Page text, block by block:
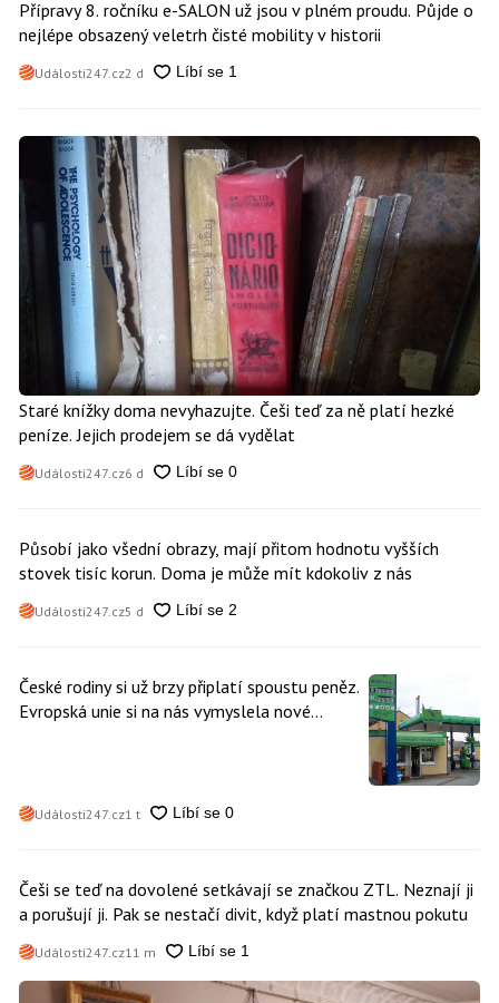
Přípravy 8. ročníku e-SALON už jsou v plném proudu. Půjde o
nejlépe obsazený veletrh čisté mobility v historii
Události247.cz2 d
Staré knížky doma nevyhazujte. Češi teď za ně platí hezké
peníze. Jejich prodejem se dá vydělat
Události247.cz6 d
Působí jako všední obrazy, mají přitom hodnotu vyšších
stovek tisíc korun. Doma je může mít kdokoliv z nás
Události247.cz5 d
České rodiny si už brzy připlatí spoustu peněz.
Evropská unie si na nás vymyslela nové
Události247.cz1 t
Češi se teď na dovolené setkávají se značkou ZTL. Neznají ji
a porušují ji. Pak se nestačí divit, když platí mastnou pokutu
Události247.cz11 m